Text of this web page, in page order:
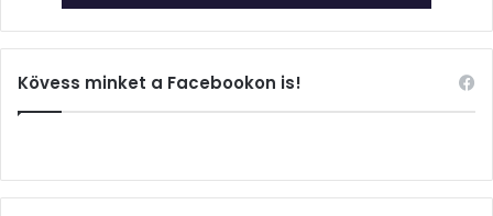
Kövess minket a Facebookon is!